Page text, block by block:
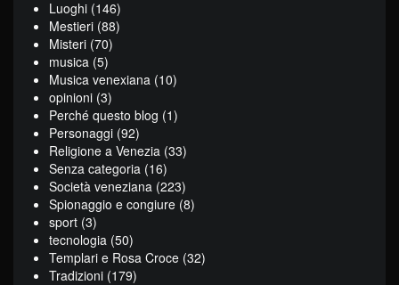
Luoghi (146)
Mestieri (88)
Misteri (70)
musica (5)
Musica venexiana (10)
opinioni (3)
Perché questo blog (1)
Personaggi (92)
Religione a Venezia (33)
Senza categoria (16)
Società veneziana (223)
Spionaggio e congiure (8)
sport (3)
tecnologia (50)
Templari e Rosa Croce (32)
Tradizioni (179)